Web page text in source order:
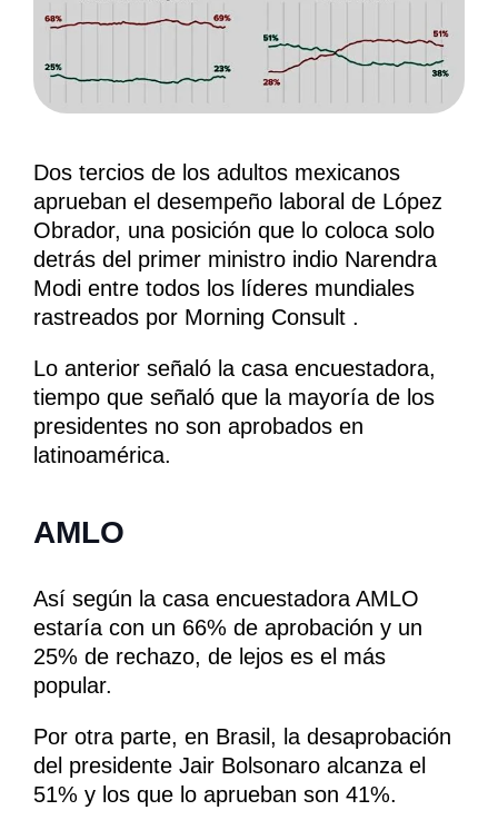
Dos tercios de los adultos mexicanos
aprueban el desempeño laboral de López
Obrador, una posición que lo coloca solo
detrás del primer ministro indio Narendra
Modi entre todos los líderes mundiales
rastreados por Morning Consult .
Lo anterior señaló la casa encuestadora,
tiempo que señaló que la mayoría de los
presidentes no son aprobados en
latinoamérica.
AMLO
Así según la casa encuestadora AMLO
estaría con un 66% de aprobación y un
25% de rechazo, de lejos es el más
popular.
Por otra parte, en Brasil, la desaprobación
del presidente Jair Bolsonaro alcanza el
51% y los que lo aprueban son 41%.